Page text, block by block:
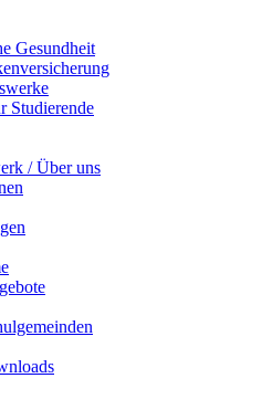
Gesundheit
Studierende
/ Über uns